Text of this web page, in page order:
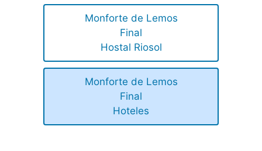
Monforte de Lemos
Final
Hostal Riosol
Monforte de Lemos
Final
Hoteles